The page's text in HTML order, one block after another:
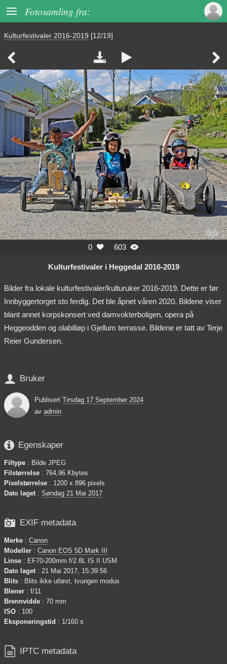
 Fotosamling fra:
Kulturfestivaler 2016-2019 [12/19]
   
0  603 
Kulturfestivaler i Heggedal 2016-2019
Bilder fra lokale kulturfestivaler/kulturuker 2016-2019. Dette er før
Innbyggertorget sto ferdig. Det ble åpnet våren 2020. Bildene viser
blant annet korpskonsert ved damvokterboligen, opera på
Heggeodden og olabilløp i Gjellum terrasse. Bildene er tatt av Terje
Reier Gundersen.
 Bruker
Publisert Tirsdag 17 September 2024
av admin
 Egenskaper
Filtype : Bilde JPEG
Filstørrelse : 764,96 Kbytes
Pixelstørrelse : 1200 x 896 pixels
Dato laget : Søndag 21 Mai 2017
 EXIF metadata
Merke : Canon
Modeller : Canon EOS 5D Mark III
Linse : EF70-200mm f/2.8L IS II USM
Dato laget : 21 Mai 2017, 15:39:56
Blits : Blits ikke utløst, tvungen modus
Blener : f/11
Brennvidde : 70 mm
ISO : 100
Eksponeringstid : 1/160 s
 IPTC metadata